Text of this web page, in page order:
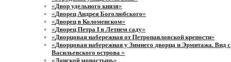
«Двор удельного князя»
«Дворец Андрея Боголюбского»
«Дворец в Коломенском»
«Дворец Петра I в Летнем саду»
«Дворцовая набережная от Петропавловской крепости»
«Дворцовая набережная у Зимнего дворца и Эрмитажа. Вид с
Васильевского острова »
«Донской монастырь»